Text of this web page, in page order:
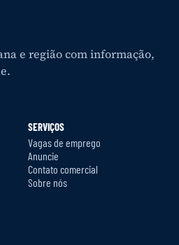
e região com informação,
SERVIÇOS
Vagas de emprego
Anuncie
Contato comercial
Sobre nós